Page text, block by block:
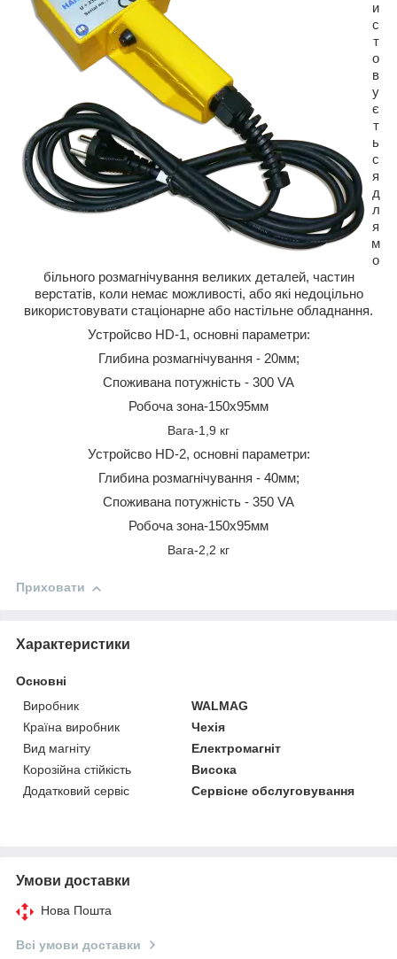
и
с
т
о
в
у
є
т
ь
с
я
д
л
я
м
о
більного розмагнічування великих деталей, частин
верстатів, коли немає можливості, або які недоцільно
використовувати стаціонарне або настільне обладнання.
Устройсво HD-1, основні параметри:
Глибина розмагнічування - 20мм;
Споживана потужність - 300 VA
Робоча зона-150х95мм
Вага-1,9 кг
Устройсво HD-2, основні параметри:
Глибина розмагнічування - 40мм;
Споживана потужність - 350 VA
Робоча зона-150х95мм
Вага-2,2 кг
Приховати
Характеристики
Основні
Виробник
WALMAG
Країна виробник
Чехія
Вид магніту
Електромагніт
Корозійна стійкість
Висока
Додатковий сервіс
Сервісне обслуговування
Умови доставки
Нова Пошта
Всі умови доставки